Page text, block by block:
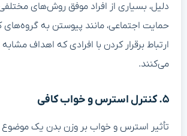
دلیل، بسیاری از افراد موفق روش‌های
حمایت اجتماعی، مانند پیوستن به
ارتباط برقرار کردن با افرادی که اهداف مشابه
می‌کنند.
۵. کنترل استرس و خواب کافی
تأثیر استرس و خواب بر وزن بدن یک موضوع